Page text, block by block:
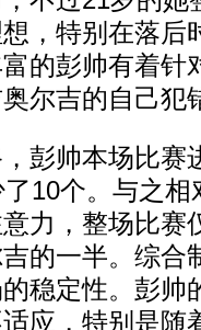
，特别在落后
富的彭帅有着
尔吉的自己犯
帅本场比赛
10个。与之
力，整场比赛
的一半。综合
稳定性。彭帅
应，特别是随